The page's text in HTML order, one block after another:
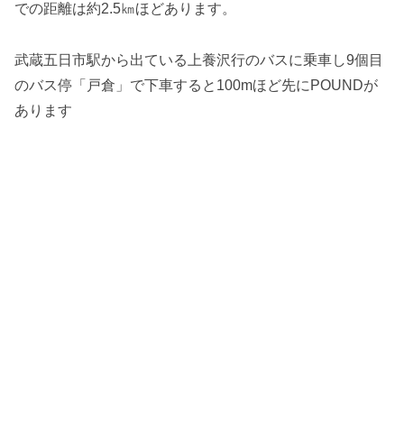
での距離は約2.5㎞ほどあります。
武蔵五日市駅から出ている上養沢行のバスに乗車し9個目
のバス停「戸倉」で下車すると100mほど先にPOUNDが
あります